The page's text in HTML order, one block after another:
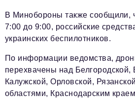
В Минобороны также сообщили,
7:00 до 9:00, российские
украинских беспилотников.
По информации ведомства,
перехвачены над Белгородской,
Калужской, Орловской,
областями, Краснодарским